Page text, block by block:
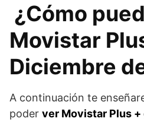
¿Cómo
Movistar
Diciembre
A continuación te
poder ver Movistar Plus